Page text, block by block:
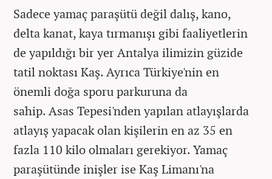
Sadece yamaç paraşütü değil dalış, kano,
delta kanat, kaya tırmanışı gibi faaliyetlerin
de yapıldığı bir yer Antalya ilimizin güzide
tatil noktası Kaş. Ayrıca Türkiye'nin en
önemli doğa sporu parkuruna da
sahip. Asas Tepesi'nden yapılan atlayışlarda
atlayış yapacak olan kişilerin en az 35 en
fazla 110 kilo olmaları gerekiyor. Yamaç
paraşütünde inişler ise Kaş Limanı'na